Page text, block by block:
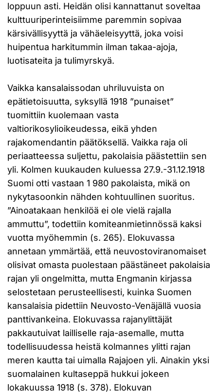
loppuun asti. Heidän olisi kannattanut soveltaa
kulttuuriperinteisiimme paremmin sopivaa
kärsivällisyyttä ja vähäeleisyyttä, joka voisi
huipentua harkitummin ilman takaa-ajoja,
luotisateita ja tulimyrskyä.
Vaikka kansalaissodan uhriluvuista on
epätietoisuutta, syksyllä 1918 ”punaiset”
tuomittiin kuolemaan vasta
valtiorikosylioikeudessa, eikä yhden
rajakomendantin päätöksellä. Vaikka raja oli
periaatteessa suljettu, pakolaisia päästettiin sen
yli. Kolmen kuukauden kuluessa 27.9.-31.12.1918
Suomi otti vastaan 1 980 pakolaista, mikä on
nykytasoonkin nähden kohtuullinen suoritus.
”Ainoatakaan henkilöä ei ole vielä rajalla
ammuttu”, todettiin komiteanmietinnössä kaksi
vuotta myöhemmin (s. 265). Elokuvassa
annetaan ymmärtää, että neuvostoviranomaiset
olisivat omasta puolestaan päästäneet pakolaisia
rajan yli ongelmitta, mutta Engmanin kirjassa
selostetaan perusteellisesti, kuinka Suomen
kansalaisia pidettiin Neuvosto-Venäjällä vuosia
panttivankeina. Elokuvassa rajanylittäjät
pakkautuivat lailliselle raja-asemalle, mutta
todellisuudessa heistä kolmannes ylitti rajan
meren kautta tai uimalla Rajajoen yli. Ainakin yksi
suomalainen kultaseppä hukkui jokeen
lokakuussa 1918 (s. 378). Elokuvan